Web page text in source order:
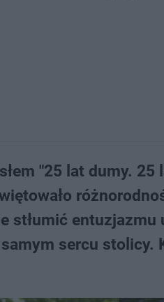
"25 lat dumy. 25
stłumić
sercu stolicy.